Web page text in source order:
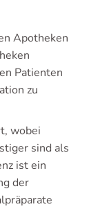
Apotheken
Patienten
zu
wobei
sind als
ist ein
der